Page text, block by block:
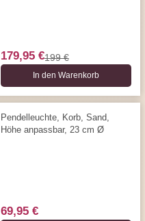
179,95 €199 €
In den Warenkorb
Pendelleuchte, Korb, Sand,
Höhe anpassbar, 23 cm Ø
69,95 €